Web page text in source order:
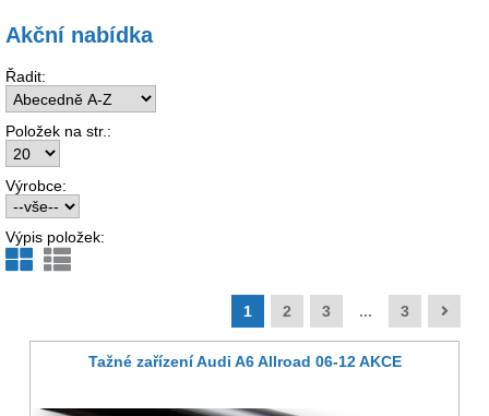
Akční nabídka
Řadit:
Položek na str.:
Výrobce:
Výpis položek:
1 2 3 ... 3
Tažné zařízení Audi A6 Allroad 06-12 AKCE